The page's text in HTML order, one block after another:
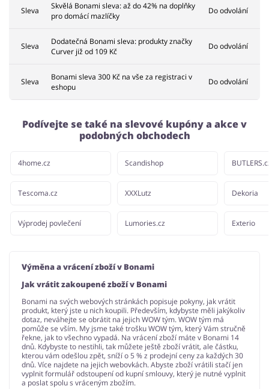
Sleva
Skvělá Bonami sleva: až do 42% na doplňky
pro domácí mazlíčky
Do odvolání
Sleva
Dodatečná Bonami sleva: produkty značky
Curver již od 109 Kč
Do odvolání
Sleva
Bonami sleva 300 Kč na vše za registraci v
eshopu
Do odvolání
Podívejte se také na slevové kupóny a akce v
podobných obchodech
4home.cz
Tescoma.cz
Výprodej povlečení
Scandishop
XXXLutz
Lumories.cz
Dekoria
Exterio
Výměna a vrácení zboží v Bonami
Jak vrátit zakoupené zboží v Bonami
Bonami na svých webových stránkách popisuje pokyny, jak vrátit
produkt, který jste u nich koupili. Především, kdybyste měli jakýkoliv
dotaz, neváhejte se obrátit na jejich WOW tým. WOW tým má
pomůže se vším. My jsme také trošku WOW tým, který Vám stručně
řekne, jak to všechno vypadá. Na vrácení zboží máte v Bonami 14
dnů. Kdybyste to nestihli, tak můžete ještě zboží vrátit, ale částku,
kterou vám odešlou zpět, sníží o 5 % z prodejní ceny za každých 30
dnů. Více najdete na jejich webovkách. Abyste zboží vrátili stačí jen
vyplnit formulář odstoupení od kupní smlouvy, který je nutné vyplnit
a poslat spolu s vráceným zbožím.